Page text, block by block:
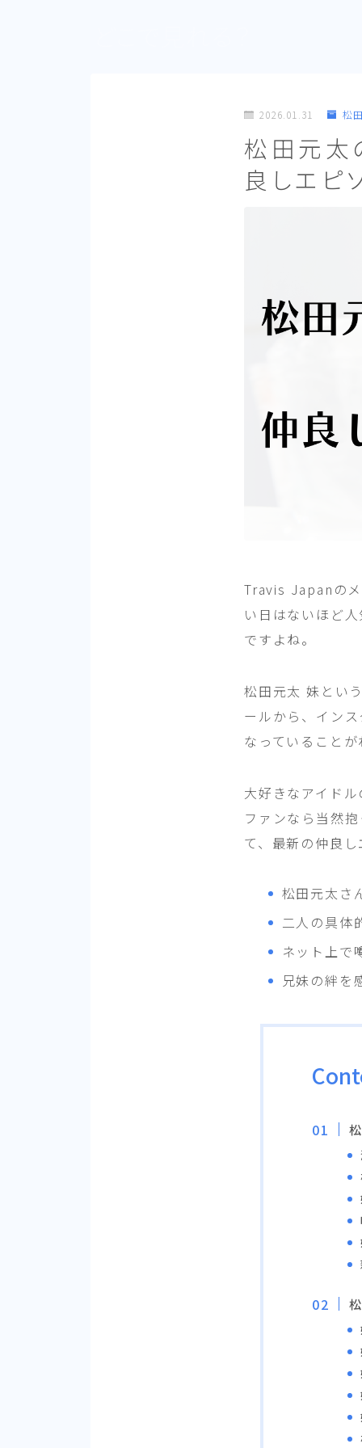
2026.01.31 松
松田元太
良しエピ
Travis Japanの
い日はないほど
ですよね。
松田元太 妹とい
ールから、イン
なっていること
大好きなアイド
ファンなら当然
て、最新の仲良
松田元太さ
二人の具体
ネット上で
兄妹の絆を